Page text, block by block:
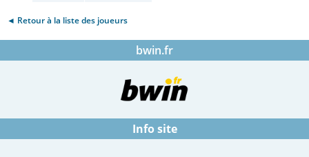
◄ Retour à la liste des joueurs
bwin.fr
Info site